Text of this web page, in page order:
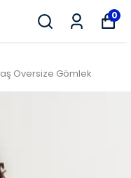
0
Oversize Gömlek